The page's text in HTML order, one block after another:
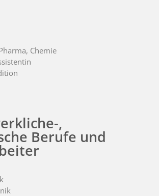
Chemie
,
Berufe und